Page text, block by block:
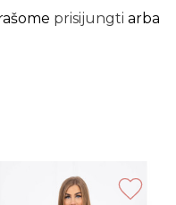
prisijungti arba